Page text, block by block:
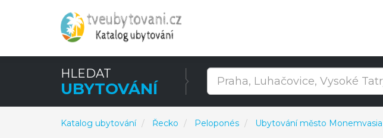
HLEDAT
UBYTOVÁNÍ
Katalog ubytování Řecko Peloponés Ubytování město Monemvasia